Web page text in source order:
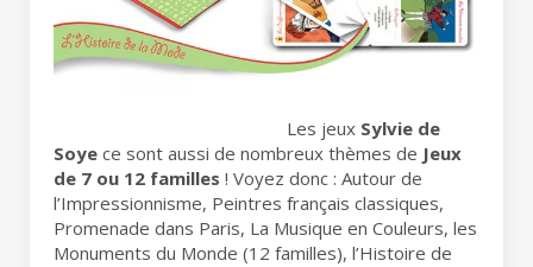
Les jeux Sylvie de
Soye ce sont aussi de nombreux thèmes de Jeux
de 7 ou 12 familles ! Voyez donc : Autour de
l’Impressionnisme, Peintres français classiques,
Promenade dans Paris, La Musique en Couleurs, les
Monuments du Monde (12 familles), l’Histoire de